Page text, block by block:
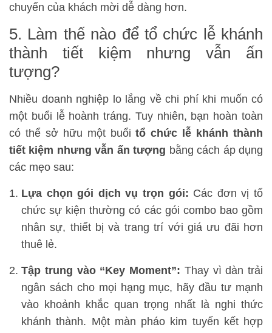
chuyển của khách mời dễ dàng hơn.
5. Làm thế nào để tổ chức lễ khánh
thành tiết kiệm nhưng vẫn ấn
tượng?
Nhiều doanh nghiệp lo lắng về chi phí khi muốn có
một buổi lễ hoành tráng. Tuy nhiên, bạn hoàn toàn
có thể sở hữu một buổitổ chức lễ khánh thành
tiết kiệm nhưng vẫn ấn tượng bằng cách áp dụng
các mẹo sau:
Lựa chọn gói dịch vụ trọn gói: Các đơn vị tổ
chức sự kiện thường có các gói combo bao gồm
nhân sự, thiết bị và trang trí với giá ưu đãi hơn
thuê lẻ.
Tập trung vào “Key Moment”: Thay vì dàn trải
ngân sách cho mọi hạng mục, hãy đầu tư mạnh
vào khoảnh khắc quan trọng nhất là nghi thức
khánh thành. Một màn pháo kim tuyến kết hợp